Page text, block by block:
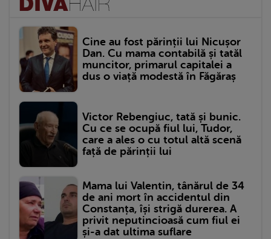
Cine au fost părinții lui Nicușor
Dan. Cu mama contabilă și tatăl
muncitor, primarul capitalei a
dus o viață modestă în Făgăraș
Victor Rebengiuc, tată și bunic.
Cu ce se ocupă fiul lui, Tudor,
care a ales o cu totul altă scenă
față de părinții lui
Mama lui Valentin, tânărul de 34
de ani mort în accidentul din
Constanța, își strigă durerea. A
privit neputincioasă cum fiul ei
și-a dat ultima suflare